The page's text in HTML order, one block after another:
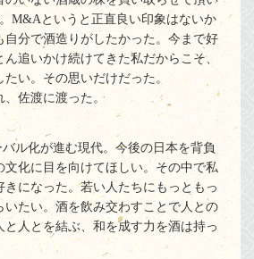
M&Aというと正直良い印象はないか
自分で酒造りがしたかった。今まで好
追いかけ続けてきた私だからこそ、
い。その思いだけだった。
、佐渡に渡った。
ル化が進む現代。今後の日本を背負
文化に目を向けてほしい。その中で私
きになった。若い人たちにもっともっ
いたい。酒を飲み交わすことで人との
と人とを結ぶ、和を成す力を酒は持っ